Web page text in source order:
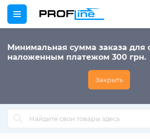
Минимальная сумма заказа для
наложенным платежом 300 грн.
Закрыть